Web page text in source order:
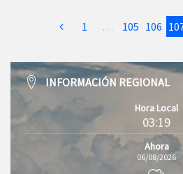
1 … 105 106
INFORMACIÓN REGIONAL
Hora Local
03:19
Ahora
06/08/2026